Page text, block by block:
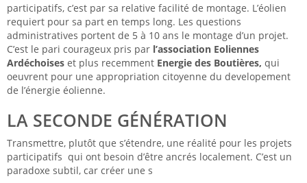
participatifs, c’est par sa relative facilité de montage. L’éolien
requiert pour sa part en temps long. Les questions
administratives portent de 5 à 10 ans le montage d’un projet.
C’est le pari courageux pris par l’association Eoliennes
Ardéchoises et plus recemment Energie des Boutières, qui
oeuvrent pour une appropriation citoyenne du developement
de l’énergie éolienne.
LA SECONDE GÉNÉRATION
Transmettre, plutôt que s’étendre, une réalité pour les projets
participatifs qui ont besoin d’être ancrés localement. C’est un
paradoxe subtil, car créer une s